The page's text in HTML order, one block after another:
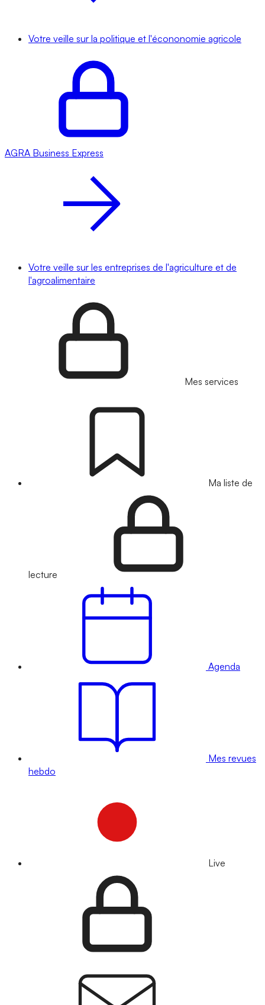
Votre veille sur la politique et l'écononomie agricole
AGRA Business Express
Votre veille sur les entreprises de l'agriculture et de
l'agroalimentaire
Mes services
Ma liste de
lecture
Agenda
Mes revues
hebdo
Live